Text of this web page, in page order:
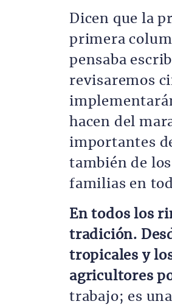
Dicen que la
primera
pensaba
revisaremos
hacen del
importantes
también de
familias en
En todos los
tradición.
tropicales y
agricultores
trabajo; es